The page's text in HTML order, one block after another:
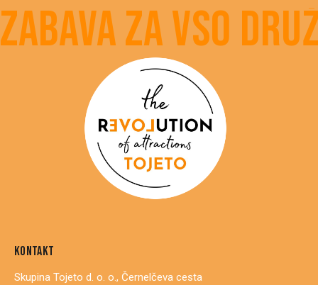
za vso
KONTAKT
Skupina Tojeto d. o. o., Černelčeva cesta